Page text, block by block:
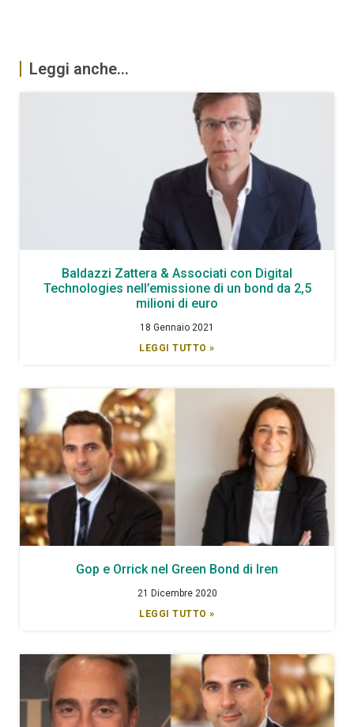
Leggi anche...
Baldazzi Zattera & Associati con Digital
Technologies nell’emissione di un bond da 2,5
milioni di euro
18 Gennaio 2021
LEGGI TUTTO »
Gop e Orrick nel Green Bond di Iren
21 Dicembre 2020
LEGGI TUTTO »